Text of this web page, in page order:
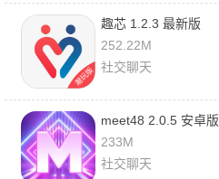
趣芯 1.2.3 最新版
252.22M
社交聊天
meet48 2.0.5 安卓版
233M
社交聊天